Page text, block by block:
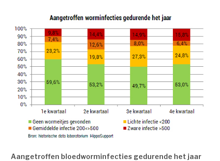
Aangetroffen bloedworminfecties gedurende het jaar